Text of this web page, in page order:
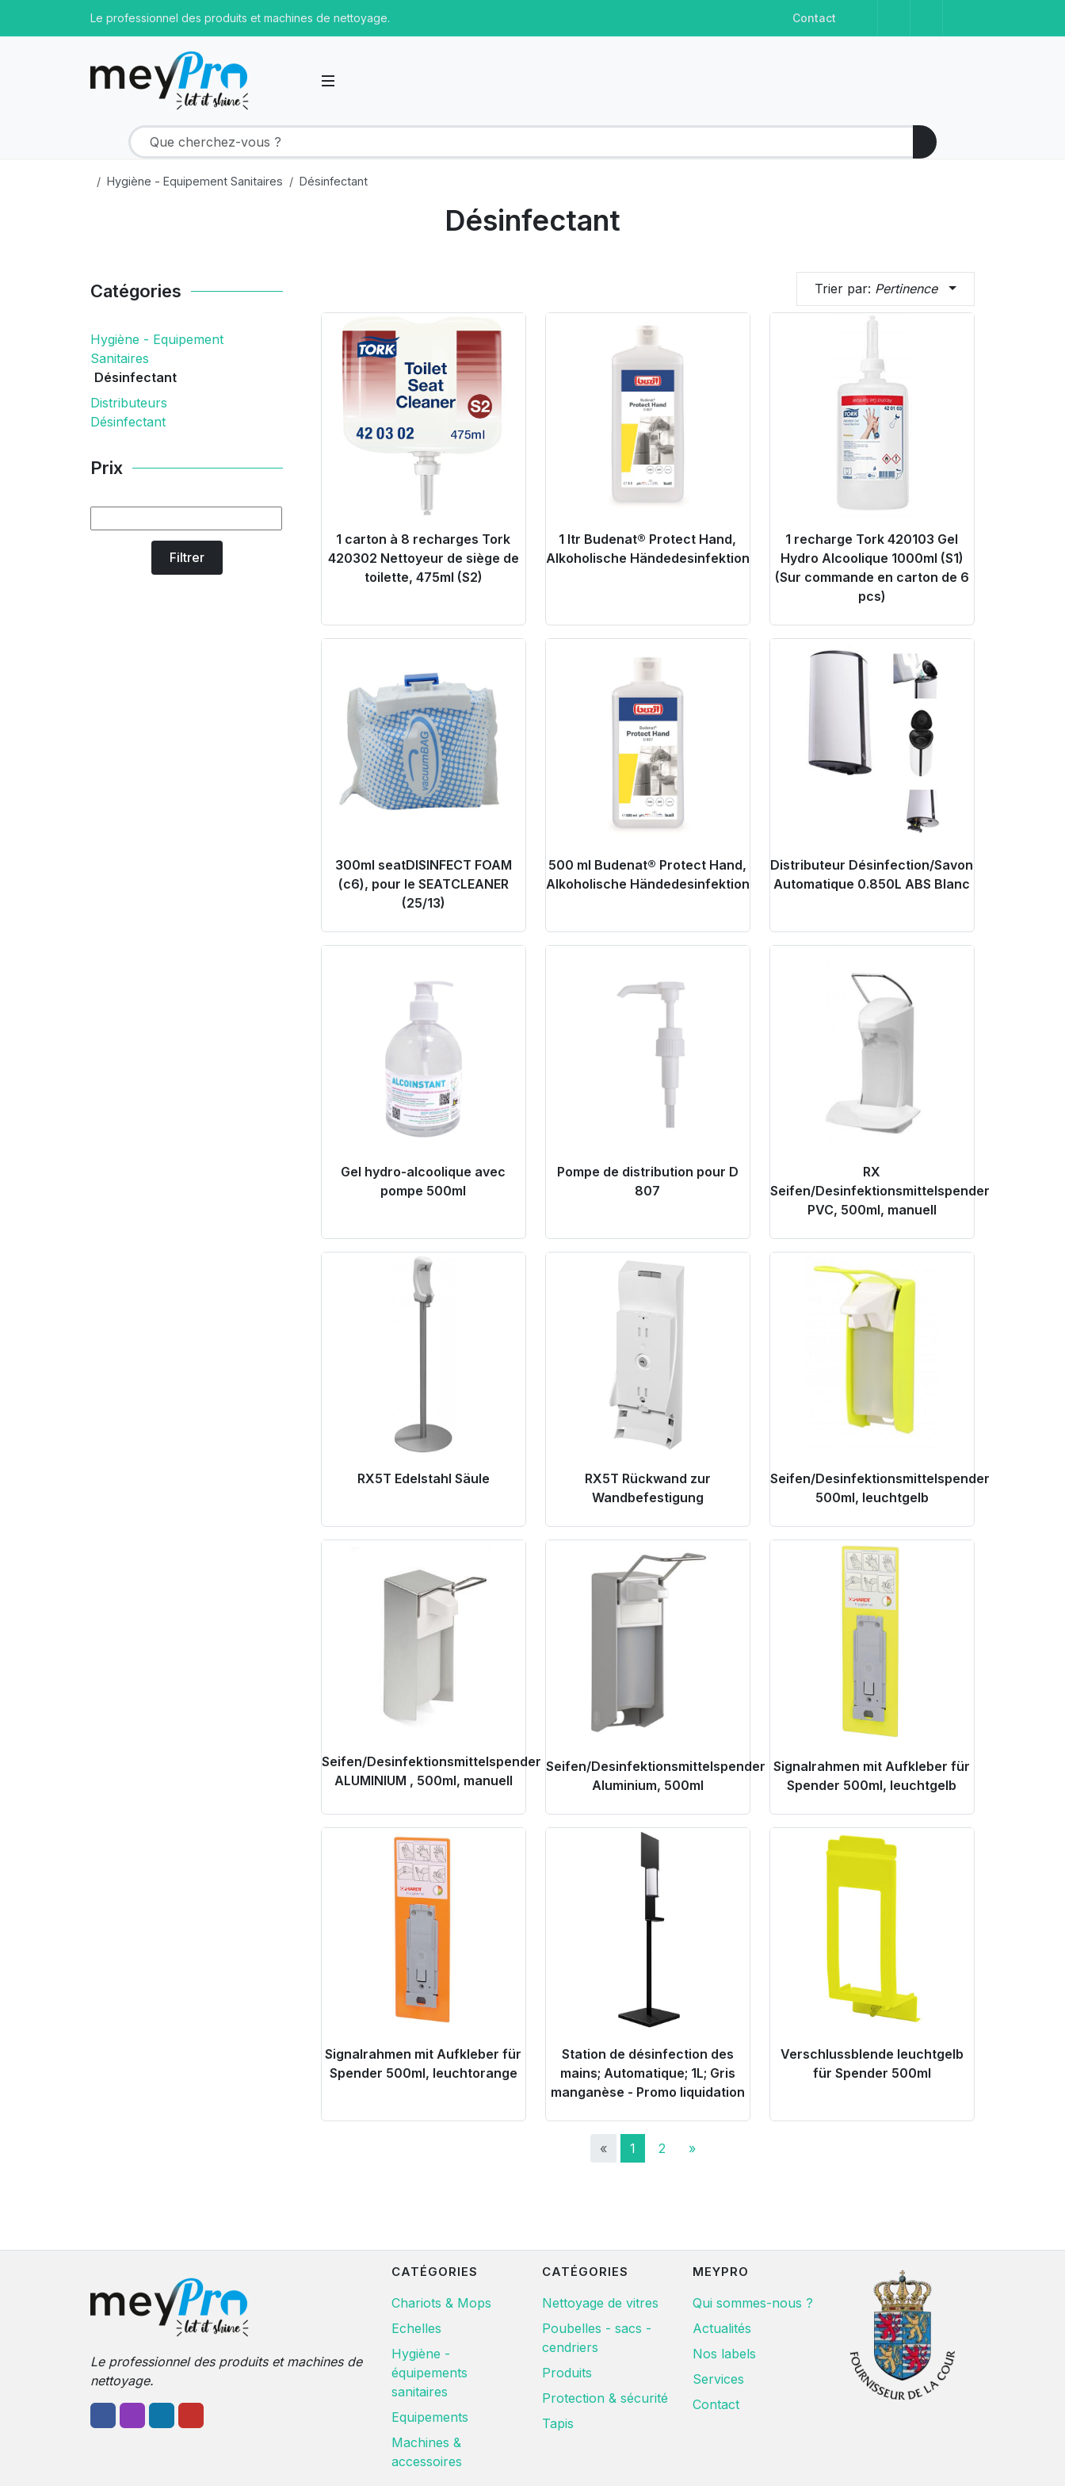
Le professionnel des produits et machines de nettoyage. Contact
Hygiène - Equipement Sanitaires Désinfectant
Désinfectant
Trier par: Pertinence
Product Link
1 carton à 8 recharges Tork
420302 Nettoyeur de siège de
toilette, 475ml (S2)
1 ltr Budenat® Protect Hand,
Alkoholische Händedesinfektion
1 recharge Tork 420103 Gel
Hydro Alcoolique 1000ml (S1)
(Sur commande en carton de 6
pcs)
300ml seatDISINFECT FOAM
(c6), pour le SEATCLEANER
(25/13)
500 ml Budenat® Protect Hand,
Alkoholische Händedesinfektion
Product Link
Distributeur Désinfection/Savon
Automatique 0.850L ABS Blanc
Gel hydro-alcoolique avec
pompe 500ml
Pompe de distribution pour D
807
Product Link
RX
Seifen/Desinfektionsmittelspender
PVC, 500ml, manuell
Product Link
RX5T Edelstahl Säule
Product Link
RX5T Rückwand zur
Wandbefestigung
Product Link
Seifen/Desinfektionsmittelspender
500ml, leuchtgelb
Seifen/Desinfektionsmittelspender
ALUMINIUM , 500ml, manuell
Product Link
Seifen/Desinfektionsmittelspender
Aluminium, 500ml
Product Link
Signalrahmen mit Aufkleber für
Spender 500ml, leuchtgelb
Product Link
Signalrahmen mit Aufkleber für
Spender 500ml, leuchtorange
Station de désinfection des
mains; Automatique; 1L; Gris
manganèse - Promo liquidation
Product Link
Verschlussblende leuchtgelb
für Spender 500ml
« 1 2 »
Catégories
Hygiène - Equipement
Sanitaires
Désinfectant
Distributeurs
Désinfectant
Prix
Filtrer
Le professionnel des produits et machines de
nettoyage.
CATÉGORIES
Chariots & Mops
Echelles
Hygiène -
équipements
sanitaires
Equipements
Machines &
accessoires
CATÉGORIES
Nettoyage de vitres
Poubelles - sacs -
cendriers
Produits
Protection & sécurité
Tapis
MEYPRO
Qui sommes-nous ?
Actualités
Nos labels
Services
Contact